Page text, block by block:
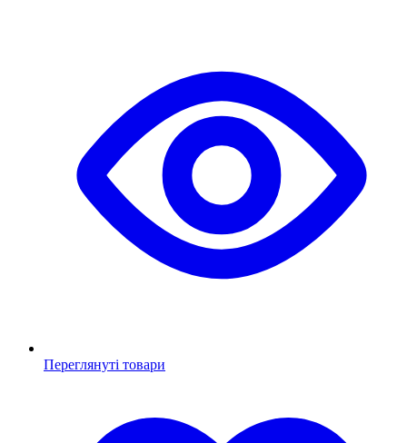
Переглянуті товари